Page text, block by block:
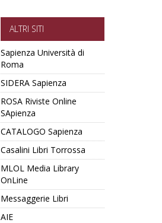
ALTRI SITI
Sapienza Università di
Roma
SIDERA Sapienza
ROSA Riviste Online
SApienza
CATALOGO Sapienza
Casalini Libri Torrossa
MLOL Media Library
OnLine
Messaggerie Libri
AIE